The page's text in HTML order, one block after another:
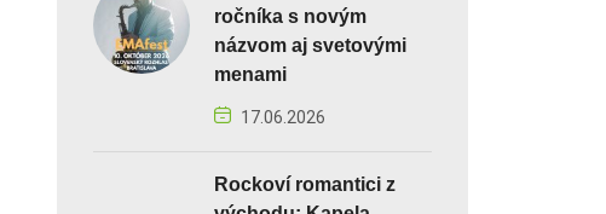
ročníka s novým
názvom aj svetovými
menami
17.06.2026
Rockoví romantici z